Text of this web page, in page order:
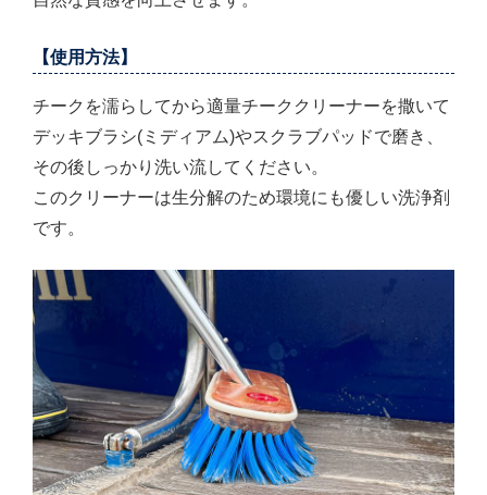
【使用方法】
チークを濡らしてから適量チーククリーナーを撒いて
デッキブラシ(ミディアム)やスクラブパッドで磨き、
その後しっかり洗い流してください。
このクリーナーは生分解のため環境にも優しい洗浄剤
です。